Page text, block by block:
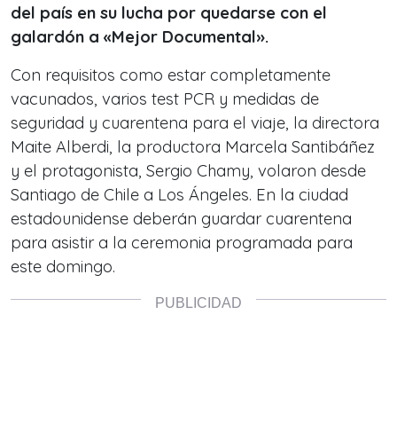
del país en su lucha por quedarse con el
galardón a «Mejor Documental».
Con requisitos como estar completamente
vacunados, varios test PCR y medidas de
seguridad y cuarentena para el viaje, la directora
Maite Alberdi, la productora Marcela Santibáñez
y el protagonista, Sergio Chamy, volaron desde
Santiago de Chile a Los Ángeles. En la ciudad
estadounidense deberán guardar cuarentena
para asistir a la ceremonia programada para
este domingo.